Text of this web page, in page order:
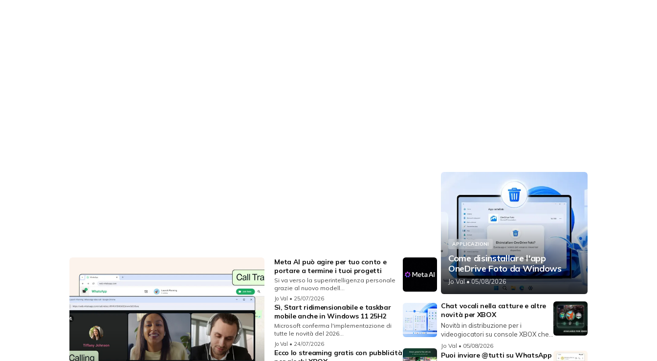
Meta AI può agire per tuo conto e
portare a termine i tuoi progetti
Si va verso la superintelligenza personale
grazie al nuovo modell...
Jo Val • 25/07/2026
Sì, Start ridimensionabile e taskbar
mobile anche in Windows 11 25H2
Microsoft conferma l'implementazione di
tutte le novità del 2026...
Jo Val • 24/07/2026
Ecco lo streaming gratis con pubblicità
APPLICAZIONI
Come disinstallare l'app
OneDrive Foto da Windows
Jo Val• 05/08/2026
Chat vocali nella catture e altre
novità per XBOX
Novità in distribuzione per i
videogiocatori su console XBOX che
migli...
Jo Val • 05/08/2026
Puoi inviare @tutti su WhatsApp